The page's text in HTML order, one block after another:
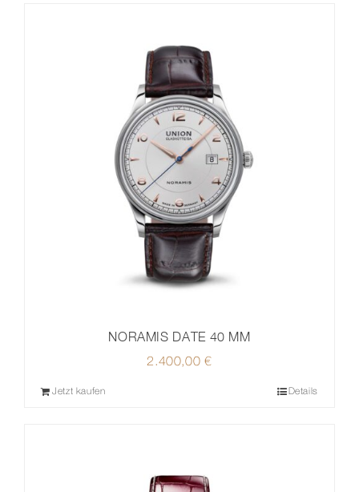
NORAMIS DATE 40 MM
2.400,00€
Jetzt kaufen Details